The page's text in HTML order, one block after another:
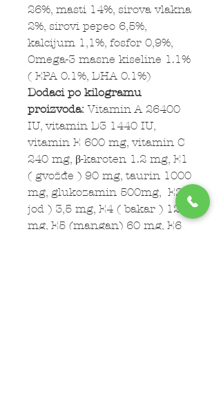
26%, masti 14%, sirova vlakna
2%, sirovi pepeo 6,5%,
kalcijum 1,1%, fosfor 0,9%,
Omega-3 masne kiseline 1.1%
( EPA 0.1%, DHA 0.1%)
Dodaci po kilogramu
proizvoda:Vitamin A 26400
IU, vitamin D3 1440 IU,
vitamin E 600 mg, vitamin C
240 mg, β-karoten 1.2 mg, E1
( gvožđe ) 90 mg, taurin 1000
mg, glukozamin 500mg, E2 (
jod ) 3,5 mg, E4 ( bakar ) 12
mg, E5 (mangan) 60 mg, E6